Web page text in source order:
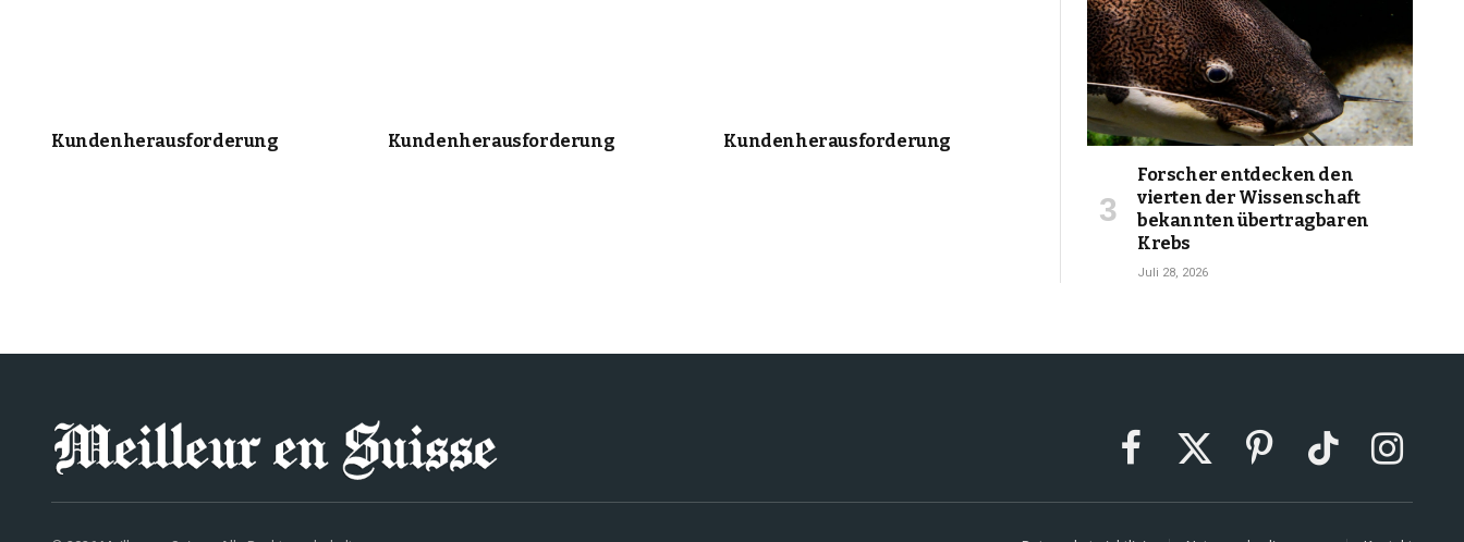
Kundenherausforderung Kundenherausforderung Kundenherausforderung
Forscher entdecken den
vierten der Wissenschaft
bekannten übertragbaren
Krebs
Juli 28, 2026
FacebookX
PinterestTikTok Instagram